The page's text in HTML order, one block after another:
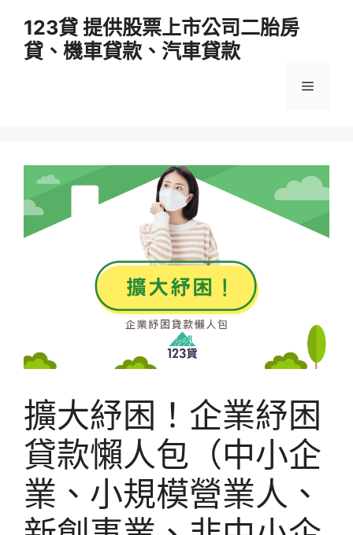
123貸 提供股票上市公司二胎房
貸、機車貸款、汽車貸款
選
擴大紓困！企業紓困
貸款懶人包（中小企
業、小規模營業人、